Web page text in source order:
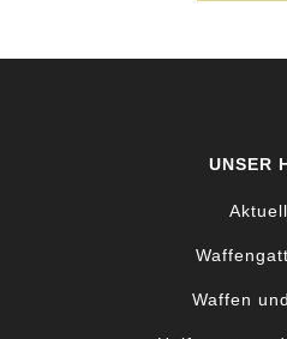
UNSER
Waffen